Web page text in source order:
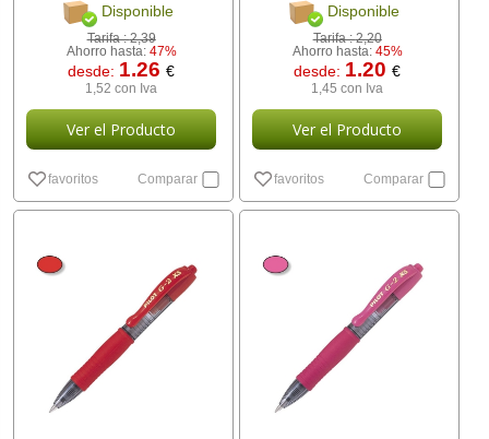
Disponible
Tarifa :2,39
Ahorro hasta: 47%
desde: 1.26€
1,52 con Iva
Ver el Producto
favoritos Comparar
Disponible
Tarifa :2,20
Ahorro hasta: 45%
desde: 1.20€
1,45 con Iva
Ver el Producto
favoritos Comparar